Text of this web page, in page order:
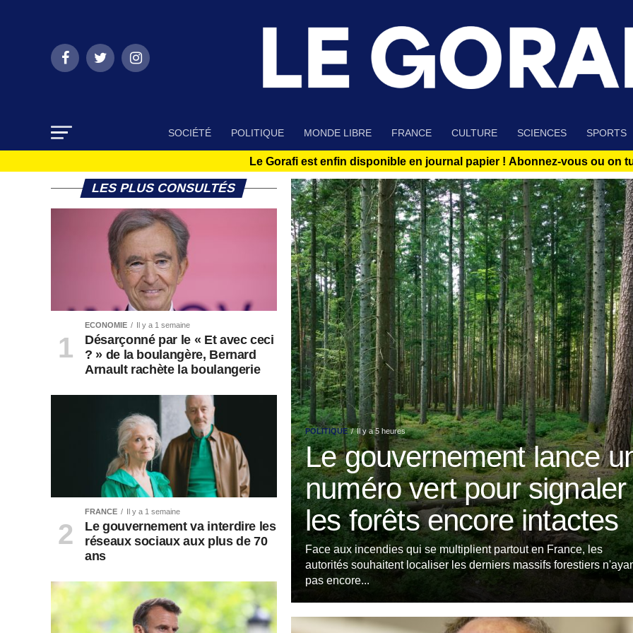
SOCIÉTÉ POLITIQUE MONDE LIBRE FRANCE CULTURE SCIENCES SPORTS
Le Gorafi est enfin disponible en journal papier ! Abonnez-vous ou on
POLITIQUE Il y a 5 heures
Le gouvernement lance
numéro vert pour signaler
les forêts encore intactes
Face aux incendies qui se multiplient partout en France, les
autorités souhaitent localiser les derniers massifs forestiers
pas encore...
LES PLUS CONSULTÉS
ECONOMIE Il y a 1 semaine
Désarçonné par le « Et avec ceci
? » de la boulangère, Bernard
Arnault rachète la boulangerie
FRANCE Il y a 1 semaine
Le gouvernement va interdire les
réseaux sociaux aux plus de 70
ans